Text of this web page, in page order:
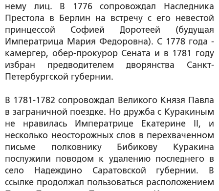
нему лиц. В 1776 сопровождал Наследника
Престола в Берлин на встречу с его невестой
принцессой Софией Доротеей (будущая
Императрица Мария Федоровна). С 1778 года -
камергер, обер-прокурор Сената и в 1781 году
избран предводителем дворянства Санкт-
Петербургской губернии.
В 1781-1782 сопровождал Великого Князя Павла
в заграничной поездке. Но дружба с Куракиным
не нравилась Императрице Екатерине II, и
несколько неосторожных слов в перехваченном
письме полковнику Бибикову Куракина
послужили поводом к удалению последнего в
село Надеждино Саратовской губернии. В
ссылке продолжал пользоваться расположением